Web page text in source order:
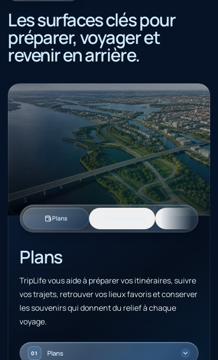
Les surfaces clés pour
préparer, voyager et
revenir en arrière.
Plans Statistiques sur
Plans
TripLife vous aide à préparer vos itinéraires, suivre
vos trajets, retrouver vos lieux favoris et conserver
les souvenirs qui donnent du relief à chaque
voyage.
01 Plans